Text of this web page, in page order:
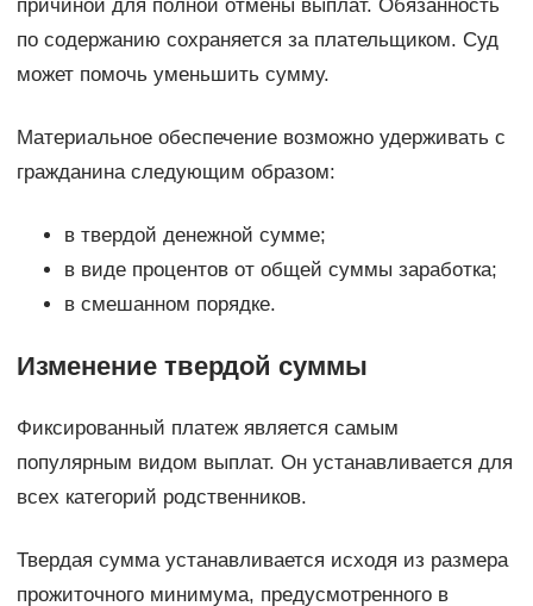
причиной для полной отмены выплат. Обязанность
по содержанию сохраняется за плательщиком. Суд
может помочь уменьшить сумму.
Материальное обеспечение возможно удерживать с
гражданина следующим образом:
в твердой денежной сумме;
в виде процентов от общей суммы заработка;
в смешанном порядке.
Изменение твердой суммы
Фиксированный платеж является самым
популярным видом выплат. Он устанавливается для
всех категорий родственников.
Твердая сумма устанавливается исходя из размера
прожиточного минимума, предусмотренного в